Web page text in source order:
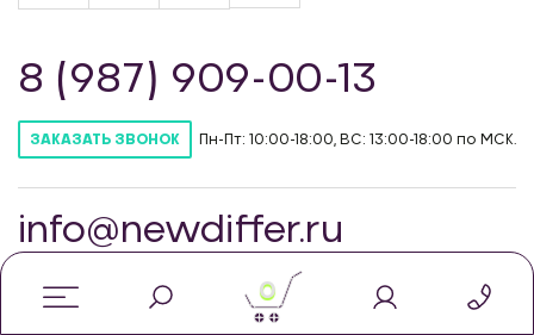
8 (987) 909-00-13
ЗАКАЗАТЬ ЗВОНОК Пн-Пт: 10:00-18:00, ВС: 13:00-18:00 по МСК.
info@newdiffer.ru
© Интернет-магазин автозапчастей для
0